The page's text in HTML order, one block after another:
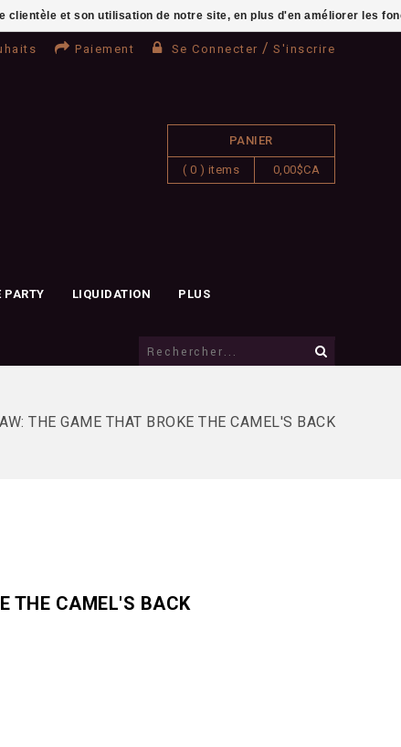
Paiement Se Connecter / S'inscrire
PANIER
( 0 ) items 0,00$CA
PARTY LIQUIDATION PLUS
THE GAME THAT BROKE THE CAMEL'S BACK
THE CAMEL'S BACK
clientèle et son utilisation de notre site, en plus d'en améliorer les